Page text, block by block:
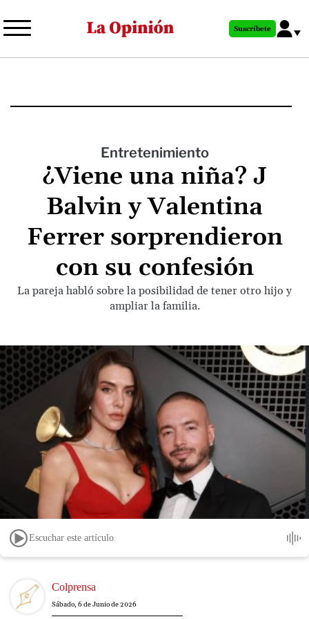
al
principal
Suscríbete
Entretenimiento
¿Viene una niña? J
Balvin y Valentina
Ferrer sorprendieron
con su confesión
La pareja habló sobre la posibilidad de tener otro hijo y
ampliar la familia.
Escuchar este artículo
Image Colprensa
Sábado, 6 de Junio de 2026